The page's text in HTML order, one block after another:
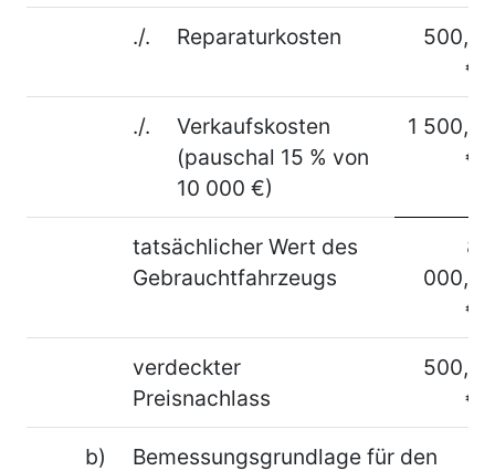
./. Reparaturkosten
500,–
€
./.
Verkaufskosten
(pauschal 15 % von
10 000 €)
1 500,–
€
tatsächlicher Wert des
Gebrauchtfahrzeugs
8
000,–
€
verdeckter
Preisnachlass
500,–
€
b)
Bemessungsgrundlage für den